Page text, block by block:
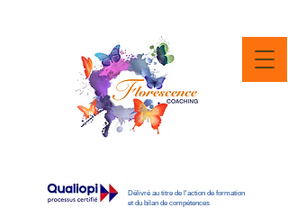
Délivré au titre de l'action de formation
et du bilan de compétences